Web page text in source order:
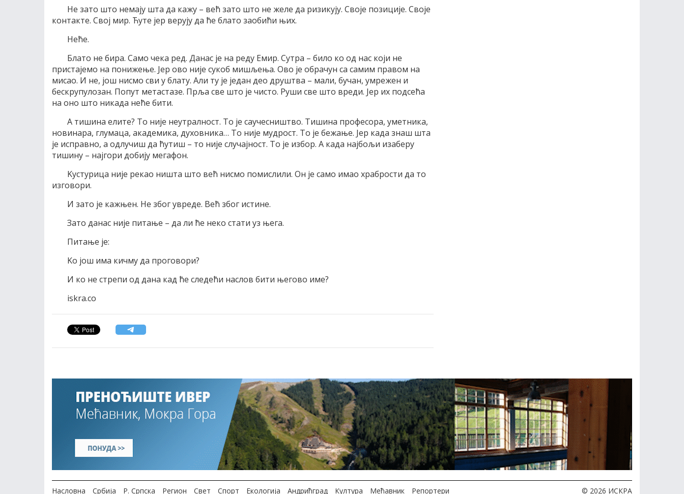
Не зато што немају шта да кажу – већ зато што не желе да ризикују. Своје позиције. Своје
контакте. Свој мир. Ћуте јер верују да ће блато заобићи њих.
Неће.
Блато не бира. Само чека ред. Данас је на реду Емир. Сутра – било ко од нас који не
пристајемо на понижење. Јер ово није сукоб мишљења. Ово је обрачун са самим правом на
мисао. И не, још нисмо сви у блату. Али ту је један део друштва – мали, бучан, умрежен и
бескрупулозан. Попут метастазе. Прља све што је чисто. Руши све што вреди. Јер их подсећа
на оно што никада неће бити.
А тишина елите? То није неутралност. То је саучесништво. Тишина професора, уметника,
новинара, глумаца, академика, духовника… То није мудрост. То је бежање. Јер када знаш шта
је исправно, а одлучиш да ћутиш – то није случајност. То је избор. А када најбољи изаберу
тишину – најгори добију мегафон.
Kустурица није рекао ништа што већ нисмо помислили. Он је само имао храбрости да то
изговори.
И зато је кажњен. Не због увреде. Већ због истине.
Зато данас није питање – да ли ће неко стати уз њега.
Питање је:
Kо још има кичму да проговори?
И ко не стрепи од дана кад ће следећи наслов бити његово име?
iskra.co
Насловна Србија Р. Српска Регион Свет Спорт Екологија Андрићград Култура Мећавник Репортери © 2026 ИСКРА